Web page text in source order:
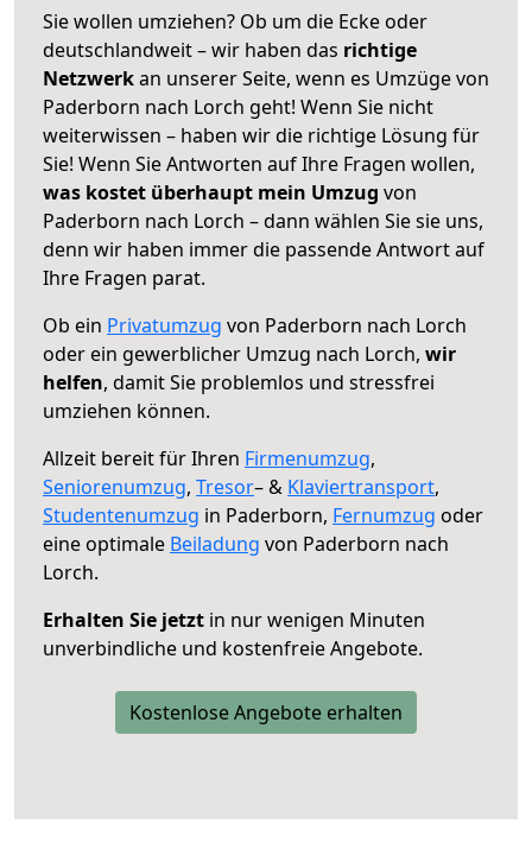
Sie wollen umziehen? Ob um die Ecke oder
deutschlandweit – wir haben das richtige
Netzwerkan unserer Seite, wenn es Umzüge von
Paderborn nach Lorch geht! Wenn Sie nicht
weiterwissen – haben wir die richtige Lösung für
Sie! Wenn Sie Antworten auf Ihre Fragen wollen,
was kostet überhaupt mein Umzug von
Paderborn nach Lorch – dann wählen Sie sie uns,
denn wir haben immer die passende Antwort auf
Ihre Fragen parat.
Ob ein Privatumzug von Paderborn nach Lorch
oder ein gewerblicher Umzug nach Lorch, wir
helfen, damit Sie problemlos und stressfrei
umziehen können.
Allzeit bereit für Ihren Firmenumzug,
Seniorenumzug, Tresor– & Klaviertransport,
Studentenumzug in Paderborn, Fernumzug oder
eine optimale Beiladung von Paderborn nach
Lorch.
Erhalten Sie jetzt in nur wenigen Minuten
unverbindliche und kostenfreie Angebote.
Kostenlose Angebote erhalten